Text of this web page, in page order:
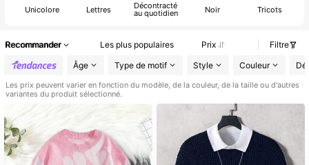
Unicolore Lettres Décontracté
au quotidien Noir Tricots
Recommander Les plus populaires Prix
Filtre
Âge
Type de motif Style Couleur
Les prix peuvent varier en fonction du modèle, de la couleur, de la taille ou d'autres
variantes du produit sélectionné.